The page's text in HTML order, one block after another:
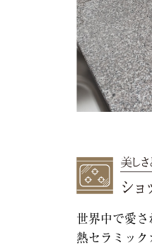
世界中で愛
熱セラミッ